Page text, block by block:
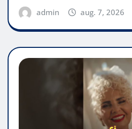
admin aug. 7, 2026